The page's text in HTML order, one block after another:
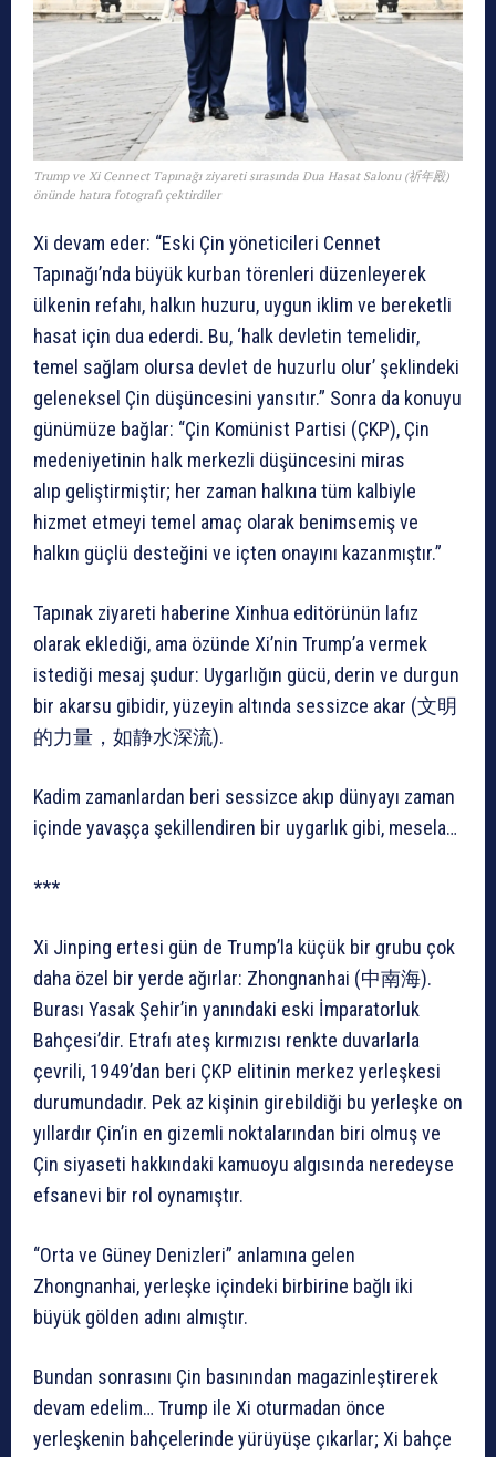
Trump ve Xi Cennect Tapınağı ziyareti sırasında Dua Hasat Salonu (祈年殿)
önünde hatıra fotografı çektirdiler
Xi devam eder: “Eski Çin yöneticileri Cennet
Tapınağı’nda büyük kurban törenleri düzenleyerek
ülkenin refahı, halkın huzuru, uygun iklim ve bereketli
hasat için dua ederdi. Bu, ‘halk devletin temelidir,
temel sağlam olursa devlet de huzurlu olur’ şeklindeki
geleneksel Çin düşüncesini yansıtır.” Sonra da konuyu
günümüze bağlar: “Çin Komünist Partisi (ÇKP), Çin
medeniyetinin halk merkezli düşüncesini miras
alıp geliştirmiştir; her zaman halkına tüm kalbiyle
hizmet etmeyi temel amaç olarak benimsemiş ve
halkın güçlü desteğini ve içten onayını kazanmıştır.”
Tapınak ziyareti haberine Xinhua editörünün lafız
olarak eklediği, ama özünde Xi’nin Trump’a vermek
istediği mesaj şudur: Uygarlığın gücü, derin ve durgun
bir akarsu gibidir, yüzeyin altında sessizce akar (文明
的力量，如静水深流).
Kadim zamanlardan beri sessizce akıp dünyayı zaman
içinde yavaşça şekillendiren bir uygarlık gibi, mesela…
***
Xi Jinping ertesi gün de Trump’la küçük bir grubu çok
daha özel bir yerde ağırlar: Zhongnanhai (中南海).
Burası Yasak Şehir’in yanındaki eski İmparatorluk
Bahçesi’dir. Etrafı ateş kırmızısı renkte duvarlarla
çevrili, 1949’dan beri ÇKP elitinin merkez yerleşkesi
durumundadır. Pek az kişinin girebildiği bu yerleşke on
yıllardır Çin’in en gizemli noktalarından biri olmuş ve
Çin siyaseti hakkındaki kamuoyu algısında neredeyse
efsanevi bir rol oynamıştır.
“Orta ve Güney Denizleri” anlamına gelen
Zhongnanhai, yerleşke içindeki birbirine bağlı iki
büyük gölden adını almıştır.
Bundan sonrasını Çin basınından magazinleştirerek
devam edelim… Trump ile Xi oturmadan önce
yerleşkenin bahçelerinde yürüyüşe çıkarlar; Xi bahçe